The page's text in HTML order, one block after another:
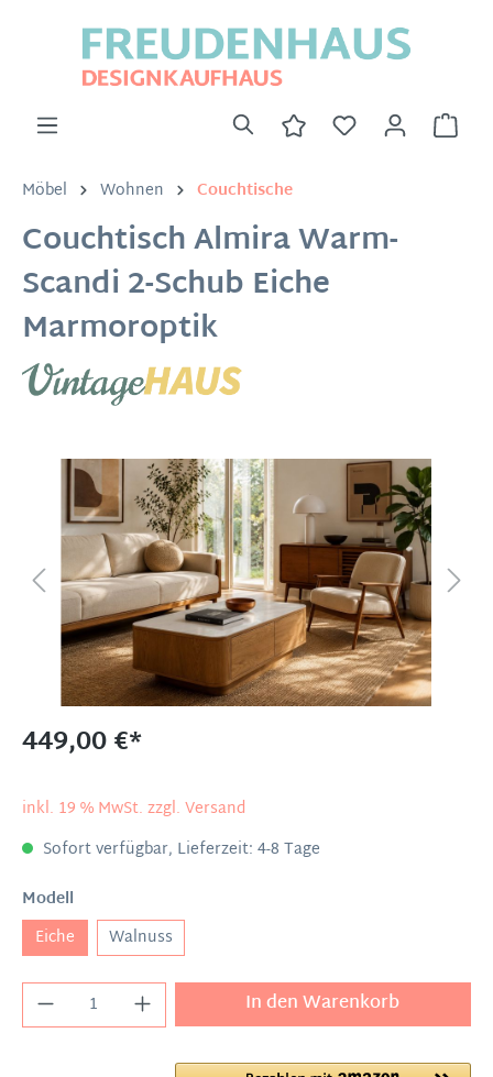
Möbel Wohnen Couchtische
Couchtisch Almira Warm-
Scandi 2-Schub Eiche
Marmoroptik
449,00 €*
inkl. 19 % MwSt. zzgl. Versand
Sofort verfügbar, Lieferzeit: 4-8 Tage
Modell
Eiche
Walnuss
In den Warenkorb